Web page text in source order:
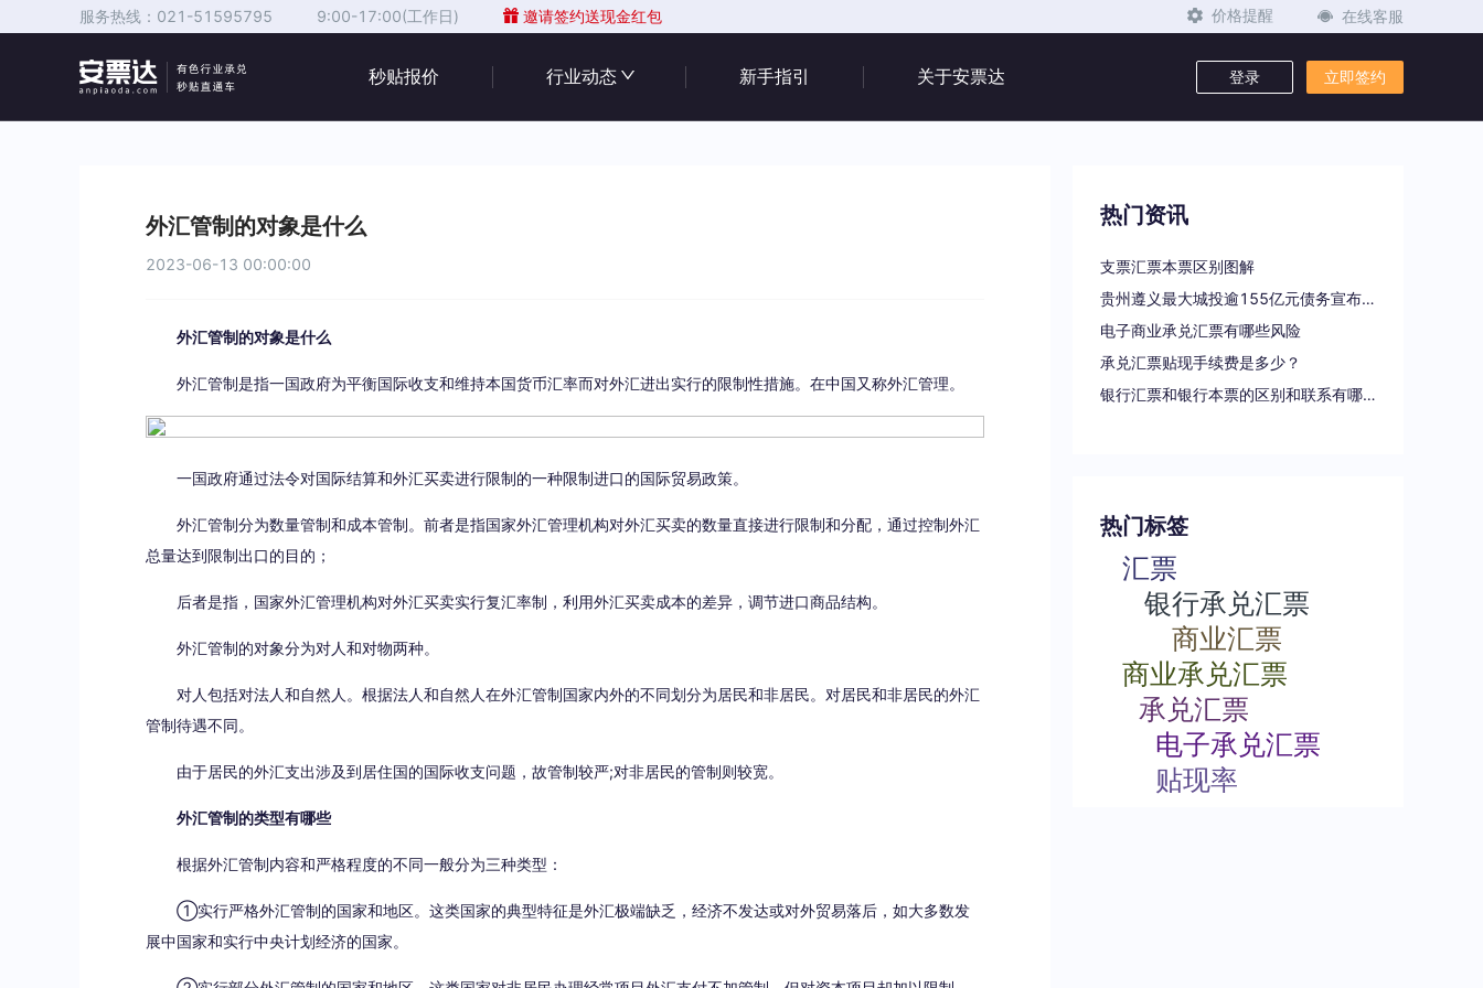
服务热线： 021-51595795 9:00-17:00(工作日) 邀请签约送现金红包 价格提醒 在线客服
秒贴报价 行业动态 新手指引 关于安票达 登录 立即签约
外汇管制的对象是什么
2023-06-13 00:00:00
外汇管制的对象是什么
外汇管制是指一国政府为平衡国际收支和维持本国货币汇率而对外汇进出实行的限制性措施。在中国又称外汇管理。
一国政府通过法令对国际结算和外汇买卖进行限制的一种限制进口的国际贸易政策。
外汇管制分为数量管制和成本管制。前者是指国家外汇管理机构对外汇买卖的数量直接进行限制和分配，通过控制外汇
总量达到限制出口的目的；
后者是指，国家外汇管理机构对外汇买卖实行复汇率制，利用外汇买卖成本的差异，调节进口商品结构。
外汇管制的对象分为对人和对物两种。
对人包括对法人和自然人。根据法人和自然人在外汇管制国家内外的不同划分为居民和非居民。对居民和非居民的外汇
管制待遇不同。
由于居民的外汇支出涉及到居住国的国际收支问题，故管制较严;对非居民的管制则较宽。
外汇管制的类型有哪些
根据外汇管制内容和严格程度的不同一般分为三种类型：
①实行严格外汇管制的国家和地区。这类国家的典型特征是外汇极端缺乏，经济不发达或对外贸易落后，如大多数发
展中国家和实行中央计划经济的国家。
热门资讯
支票汇票本票区别图解
贵州遵义最大城投逾155亿元债务宣布重组
电子商业承兑汇票有哪些风险
承兑汇票贴现手续费是多少？
银行汇票和银行本票的区别和联系有哪些（一文读懂支票、本票和汇票的区别）
热门标签
汇票
银行承兑汇票
商业汇票
商业承兑汇票
承兑汇票
电子承兑汇票
贴现率